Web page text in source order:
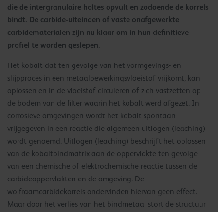
die de intergranulaire holtes opvult en zodoende de korrels
bindt. De carbide-uiteinden of vaste onafgewerkte
carbidematerialen zijn nu klaar om in hun definitieve
profiel te worden geslepen.
Het kobalt dat ten gevolge van het vormgevings- en
slijpproces in een metaalbewerkingsvloeistof vrijkomt, kan
oplossen en in de vloeistof circuleren of zich vastzetten op
de bodem van de filter waarin het kobalt werd afgezet. In
corrosieve omgevingen wordt het kobalt spontaan
vrijgegeven in een reactie die algemeen uitlogen (leaching)
wordt genoemd. Uitlogen (leaching) beschrijft het oplossen
van de kobaltbindmatrix aan de oppervlakte ten gevolge
van een chemische of elektrochemische reactie tussen de
carbideoppervlakten en de omgeving. De
wolfraamcarbidekorrels ondervinden hiervan geen effect.
Maar door het verlies van het bindmetaal stort de structuur